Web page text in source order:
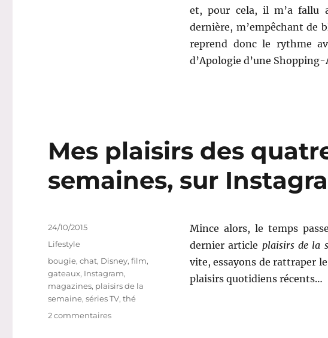
et, pour cela, il m’a fallu
dernière, m’empêchant de
reprend donc le rythme
d’Apologie d’une
Mes plaisirs des
semaines, sur
Mince alors, le temps
dernier article plaisirs de la
vite, essayons de rattraper
plaisirs quotidiens récents…
Publié
le
24/10/2015
Catégories
Lifestyle
Étiquettes
bougie,chat, Disney,film,
gateaux, Instagram,
magazines, plaisirs de la
semaine,séries TV,thé
2 commentairessur